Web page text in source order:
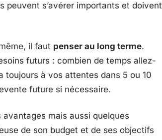
s’avérer importants et doivent
il faut penser au long terme.
futurs : combien de temps allez-
toujours à vos attentes dans 5 ou 10
future si nécessaire.
mais aussi quelques
de son budget et de ses objectifs